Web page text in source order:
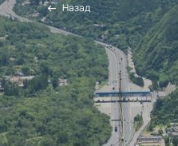
Назад